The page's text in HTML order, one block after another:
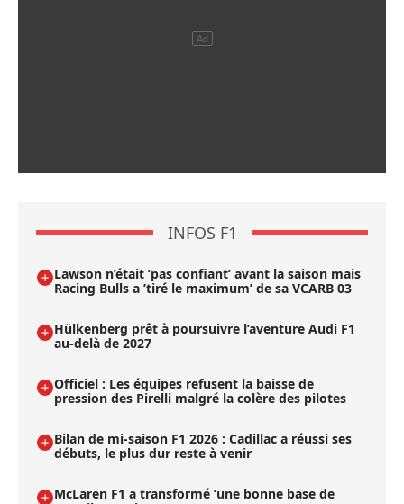
INFOS F1
Lawson n’était ’pas confiant’ avant la saison mais
Racing Bulls a ’tiré le maximum’ de sa VCARB 03
Hülkenberg prêt à poursuivre l’aventure Audi F1
au-delà de 2027
Officiel : Les équipes refusent la baisse de
pression des Pirelli malgré la colère des pilotes
Bilan de mi-saison F1 2026 : Cadillac a réussi ses
débuts, le plus dur reste à venir
McLaren F1 a transformé ’une bonne base de